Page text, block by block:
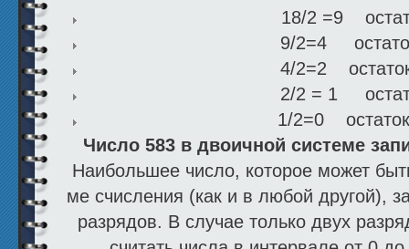
18/2 =9
9/2=4
4/2=2
2/2 = 1
1/2=0
Число 583 в двоичной системе
Наибольшее число, которое может
ме счисления (как и в любой другой),
разрядов. В случае только двух